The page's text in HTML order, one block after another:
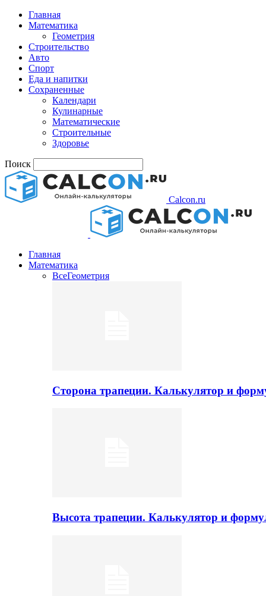
Главная
Математика
Геометрия
Строительство
Авто
Спорт
Еда и напитки
Сохраненные
Календари
Кулинарные
Математические
Строительные
Здоровье
Поиск
Calcon.ru
Главная
Математика
ВсеГеометрия
Сторона трапеции. Калькулятор и
Высота трапеции. Калькулятор и